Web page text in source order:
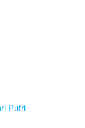
Putri